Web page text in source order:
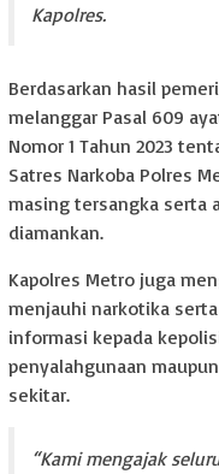
Kapolres.
Berdasarkan hasil
melanggar Pasal 609
Nomor 1 Tahun 2023
Satres Narkoba Polres
masing tersangka serta
diamankan.
Kapolres Metro juga
menjauhi narkotika
informasi kepada
penyalahgunaan
sekitar.
“Kami mengajak